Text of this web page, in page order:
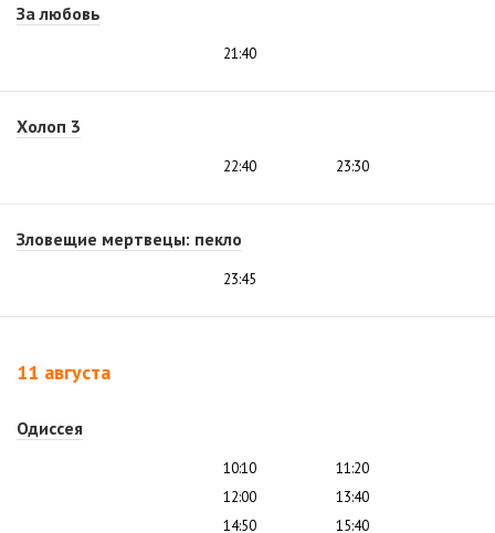
За любовь
21:40
Холоп 3
22:40 23:30
Зловещие мертвецы: пекло
23:45
11 августа
Одиссея
10:10
11:20
12:00
13:40
14:50
15:40